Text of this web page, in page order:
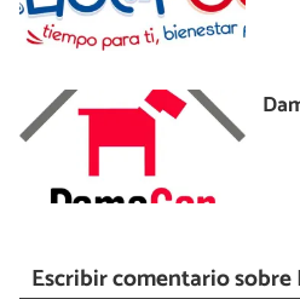
Escribir comentario sobre